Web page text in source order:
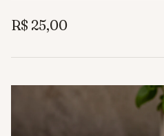
R$ 25,00